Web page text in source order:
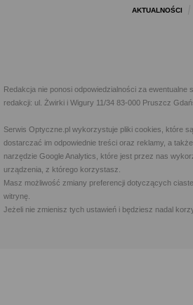
AKTUALNOŚCI
Redakcja nie ponosi odpowiedzialności za
redakcji: ul. Żwirki i Wigury 11/34 83-000 Pruszcz
Serwis Optyczne.pl wykorzystuje pliki cookies, które
dostarczać im odpowiednie treści oraz reklamy, a
narzędzie Google Analytics, które jest przez nas
urządzenia, z którego korzystasz.
Masz możliwość zmiany preferencji dotyczących
witrynę.
Jeżeli nie zmienisz tych ustawień i będziesz nadal